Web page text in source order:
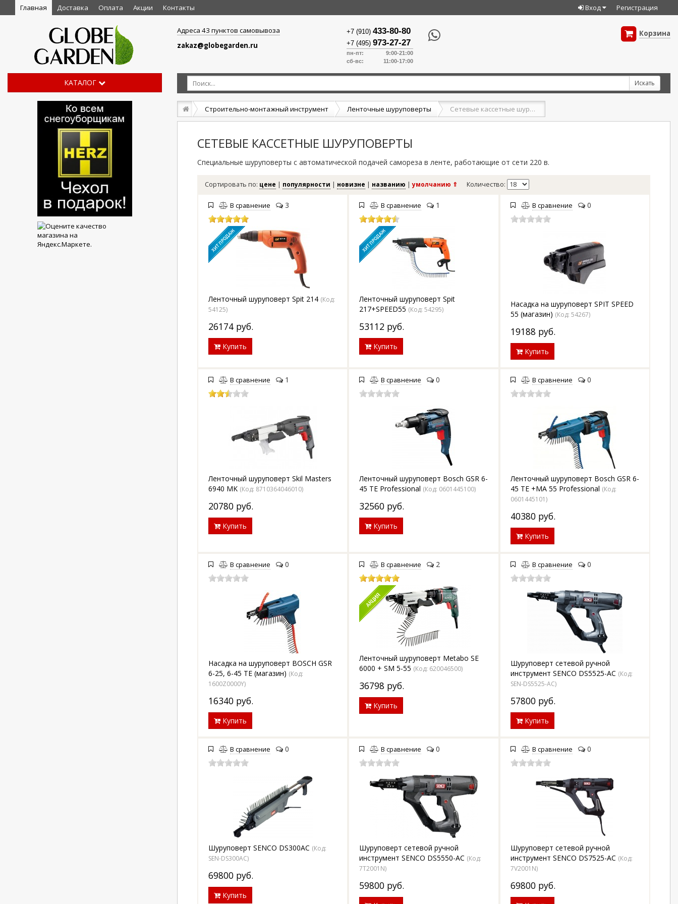
Главная Доставка Оплата Акции Контакты Вход Регистрация
Адреса 43 пунктов самовывоза
zakaz@globegarden.ru
+7 (910) 433-80-80
+7 (495) 973-27-27
пн-пт: 9:00-21:00
сб-вс: 11:00-17:00
Корзина
КАТАЛОГ
Строительно-монтажный инструмент Ленточные шуруповерты Сетевые кассетные шуруповерты
СЕТЕВЫЕ КАССЕТНЫЕ ШУРУПОВЕРТЫ
Специальные шуруповерты с автоматической подачей самореза в ленте, работающие от сети 220 в.
Сортировать по: цене | популярности | новизне | названию |умолчанию ⇑ Количество:
В сравнение 3
Ленточный шуруповерт Spit 214 (Код:
54125)
26174 руб.
Купить
В сравнение 1
Ленточный шуруповерт Spit
217+SPEED55 (Код:54295)
53112 руб.
Купить
В сравнение 0
Насадка на шуруповерт SPIT SPEED
55 (магазин) (Код: 54267)
19188 руб.
Купить
В сравнение 1
Ленточный шуруповерт Skil Masters
6940 MK (Код: 8710364046010)
20780 руб.
Купить
В сравнение 0
Ленточный шуруповерт Bosch GSR 6-
45 TE Professional (Код: 0601445100)
32560 руб.
Купить
В сравнение 0
Ленточный шуруповерт Bosch GSR 6-
45 TE +MA 55 Professional (Код:
0601445101)
40380 руб.
Купить
В сравнение 0
Насадка на шуруповерт BOSCH GSR
6-25, 6-45 TE (магазин) (Код:
1600Z0000Y)
16340 руб.
Купить
В сравнение 2
Ленточный шуруповерт Metabo SE
6000 + SM 5-55 (Код: 620046500)
36798 руб.
Купить
В сравнение 0
Шуруповерт сетевой ручной
инструмент SENCO DS5525-AC (Код:
SEN-DS5525-AC)
57800 руб.
Купить
В сравнение 0
Шуруповерт SENCO DS300AC (Код:
SEN-DS300AC)
69800 руб.
Купить
В сравнение 0
Шуруповерт сетевой ручной
инструмент SENCO DS5550-AC (Код:
7T2001N)
59800 руб.
В сравнение 0
Шуруповерт сетевой ручной
инструмент SENCO DS7525-AC (Код:
7V2001N)
69800 руб.